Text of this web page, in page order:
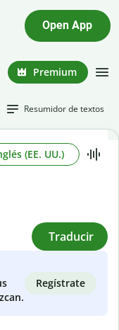
Open App
Premium
Resumidor de textos
(EE. UU.)
Traducir
Regístrate